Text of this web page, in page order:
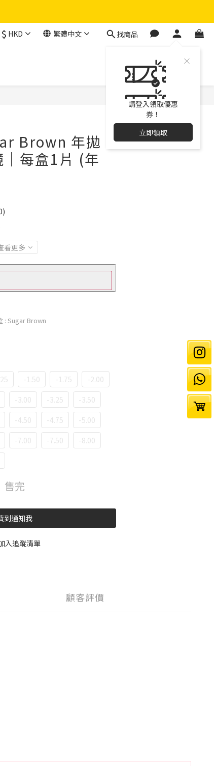
$ HKD 繁體中文 找商品
請登入領取優惠
券！
立即領取
Brown 年拋
每盒1片 (年
看更多
: Sugar Brown
-1.50 -1.75
-2.00
-3.00 -3.25
-3.50
-4.50 -4.75
-5.00
-7.00 -7.50
-8.00
售完
到通知我
入追蹤清單
顧客評價